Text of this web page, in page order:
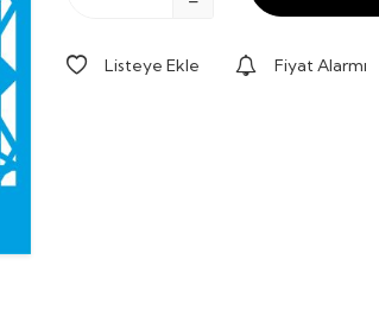
Listeye Ekle Fiyat Alarmı